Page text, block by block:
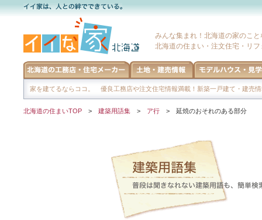
みんな集まれ！北海道の家のこ
北海道の住まい・注文住宅・リ
家を建てるならココ。 優良工務店や注文住宅情報満載！新築一戸建て・建売
北海道の住まいTOP > 建築用語集 > ア行 > 延焼のおそれのある部分